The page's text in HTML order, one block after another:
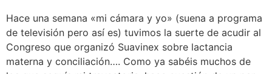
Hace una semana «mi cámara y yo» (suena a programa
de televisión pero así es) tuvimos la suerte de acudir al
Congreso que organizó Suavinex sobre lactancia
materna y conciliación…. Como ya sabéis muchos de